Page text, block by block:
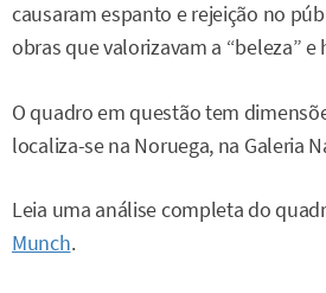
causaram espanto e rejeição no
obras que valorizavam a “beleza”
O quadro em questão tem
localiza-se na Noruega, na Galeria
Leia uma análise completa do
Munch.